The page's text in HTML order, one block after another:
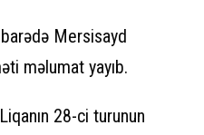
Mersisayd
məlumat yayıb.
28-ci turunun